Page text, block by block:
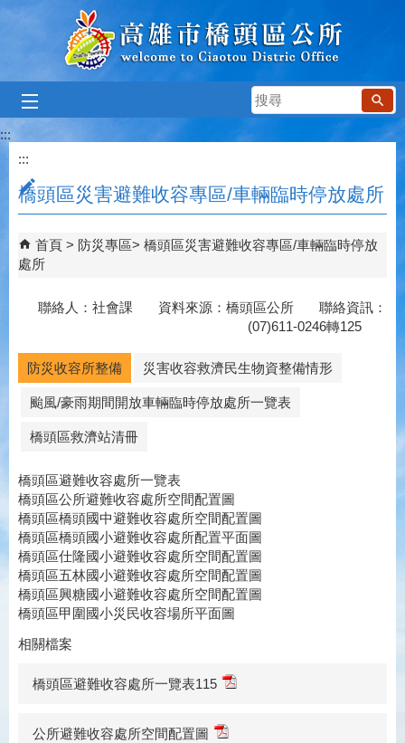
跳到主要內容區塊
搜
尋
:::
:::
橋頭區災害避難收容專區/車輛臨時停放處所
首頁 防災專區
橋頭區災害避難收容專區/車輛臨時停放
處所
聯絡人：社會課 資料來源：橋頭區公所 聯絡資訊：
(07)611-0246轉125
防災收容所整備 災害收容救濟民生物資整備情形
颱風/豪雨期間開放車輛臨時停放處所一覽表
橋頭區救濟站清冊
橋頭區避難收容處所一覽表
橋頭區公所避難收容處所空間配置圖
橋頭區橋頭國中避難收容處所空間配置圖
橋頭區橋頭國小避難收容處所配置平面圖
橋頭區仕隆國小避難收容處所空間配置圖
橋頭區五林國小避難收容處所空間配置圖
橋頭區興糖國小避難收容處所空間配置圖
橋頭區甲圍國小災民收容場所平面圖
相關檔案
橋頭區避難收容處所一覽表115
公所避難收容處所空間配置圖